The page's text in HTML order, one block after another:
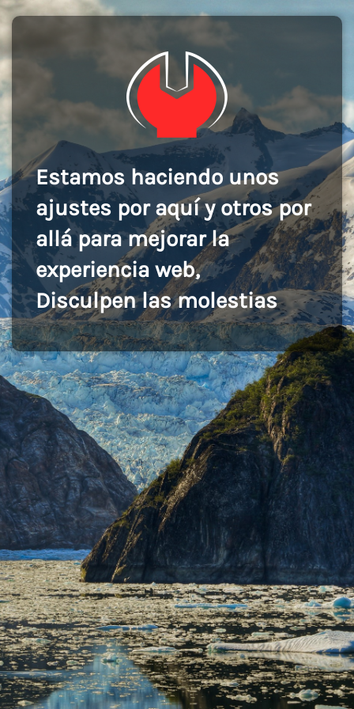
Estamos haciendo unos
ajustes por aquí y otros por
allá para mejorar la
experiencia web,
Disculpen las molestias